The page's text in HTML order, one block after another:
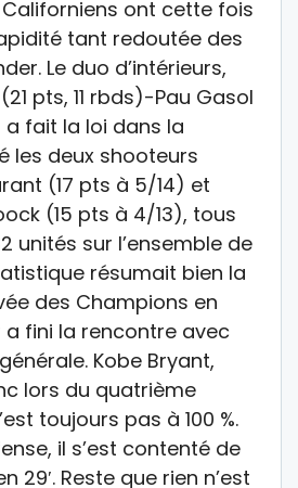
ont cette fois
tant redoutée des
Le duo d’intérieurs,
pts, 11 rbds)-Pau Gasol
a fait la loi dans la
les deux shooteurs
(17 pts à 5/14) et
(15 pts à 4/13), tous
unités sur l’ensemble de
résumait bien la
des Champions en
a fini la rencontre avec
Kobe Bryant,
lors du quatrième
toujours pas à 100 %.
il s’est contenté de
29′. Reste que rien n’est